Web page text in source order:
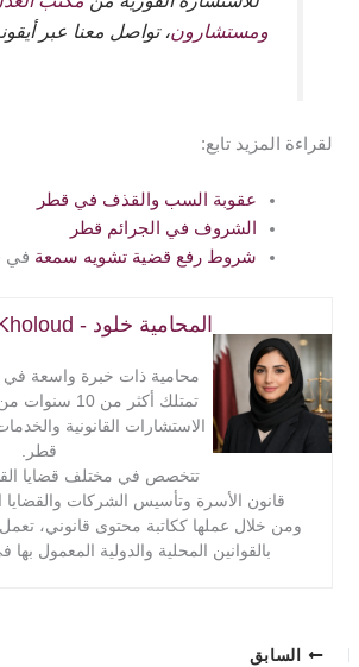
حال كانت مسندة لموظف عام، أو من في
بوظيفيته.ومستشارون، تواصل معنا عبر
لقراءة المزيد تابع:
عقوبة السب والقذف في قطر
الشروف في الجرائم قطر
شروط رفع قضية تشويه سمعة في
المحامية خلود - Lawyer Kholoud
محامية ذات خبرة واسعة في
تمتلك أكثر من
الاستشارات القانونية
قطر.
تتخصص في مختلف قضايا
قانون الأسرة وتأسيس الشركات والقضايا
ومن خلال عملها ككاتبة محتوى قانوني،
بالقوانين المحلية والدولية المعمول بها
السابق